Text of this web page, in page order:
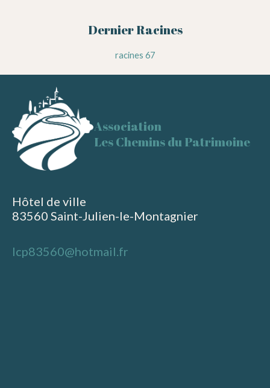
Dernier Racines
racines 67
Association
Les Chemins du Patrimoine
Hôtel de ville
83560 Saint-Julien-le-Montagnier
lcp83560@hotmail.fr